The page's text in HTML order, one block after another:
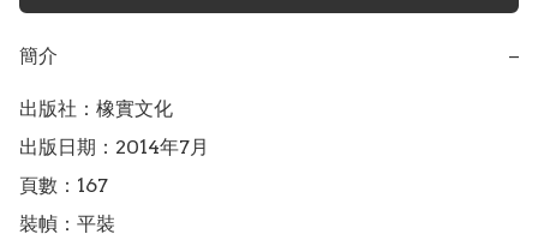
簡介 −
出版社：橡實文化
出版日期：2014年7月
頁數：167
裝幀：平裝